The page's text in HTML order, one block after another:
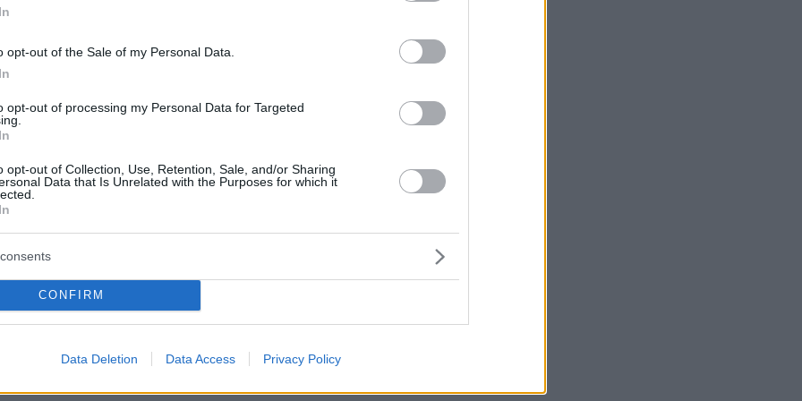
opt-out of the Sale of my Personal Data.
opt-out of processing my Personal Data for Targeted
opt-out of Collection, Use, Retention, Sale, and/or Sharing
Data that Is Unrelated with the Purposes for which it
CONFIRM
Data Deletion Data Access Privacy Policy
κάηκε ολοσχερώς στην Εθνική
- Λαμίας
φορτωμένη με λιπάσματα - Η φωτιά επεκτάθηκε σε
της πυροσβεστικής αποφεύχθηκαν τα
η φωτιά σε εργοστάσιο
Τύπου του Πυροσβεστικού Σώματος κάλεσε τους